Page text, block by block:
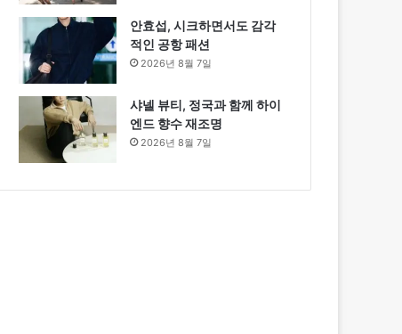
안효섭, 시크하면서도 감각
적인 공항 패션
2026년 8월 7일
샤넬 뷰티, 정국과 함께 하이
엔드 향수 재조명
2026년 8월 7일